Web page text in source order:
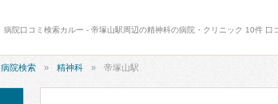
病院口コミ検索カルー - 帝塚山駅周辺の精神科の病院・クリニック 10件 口
病院検索 精神科 帝塚山駅